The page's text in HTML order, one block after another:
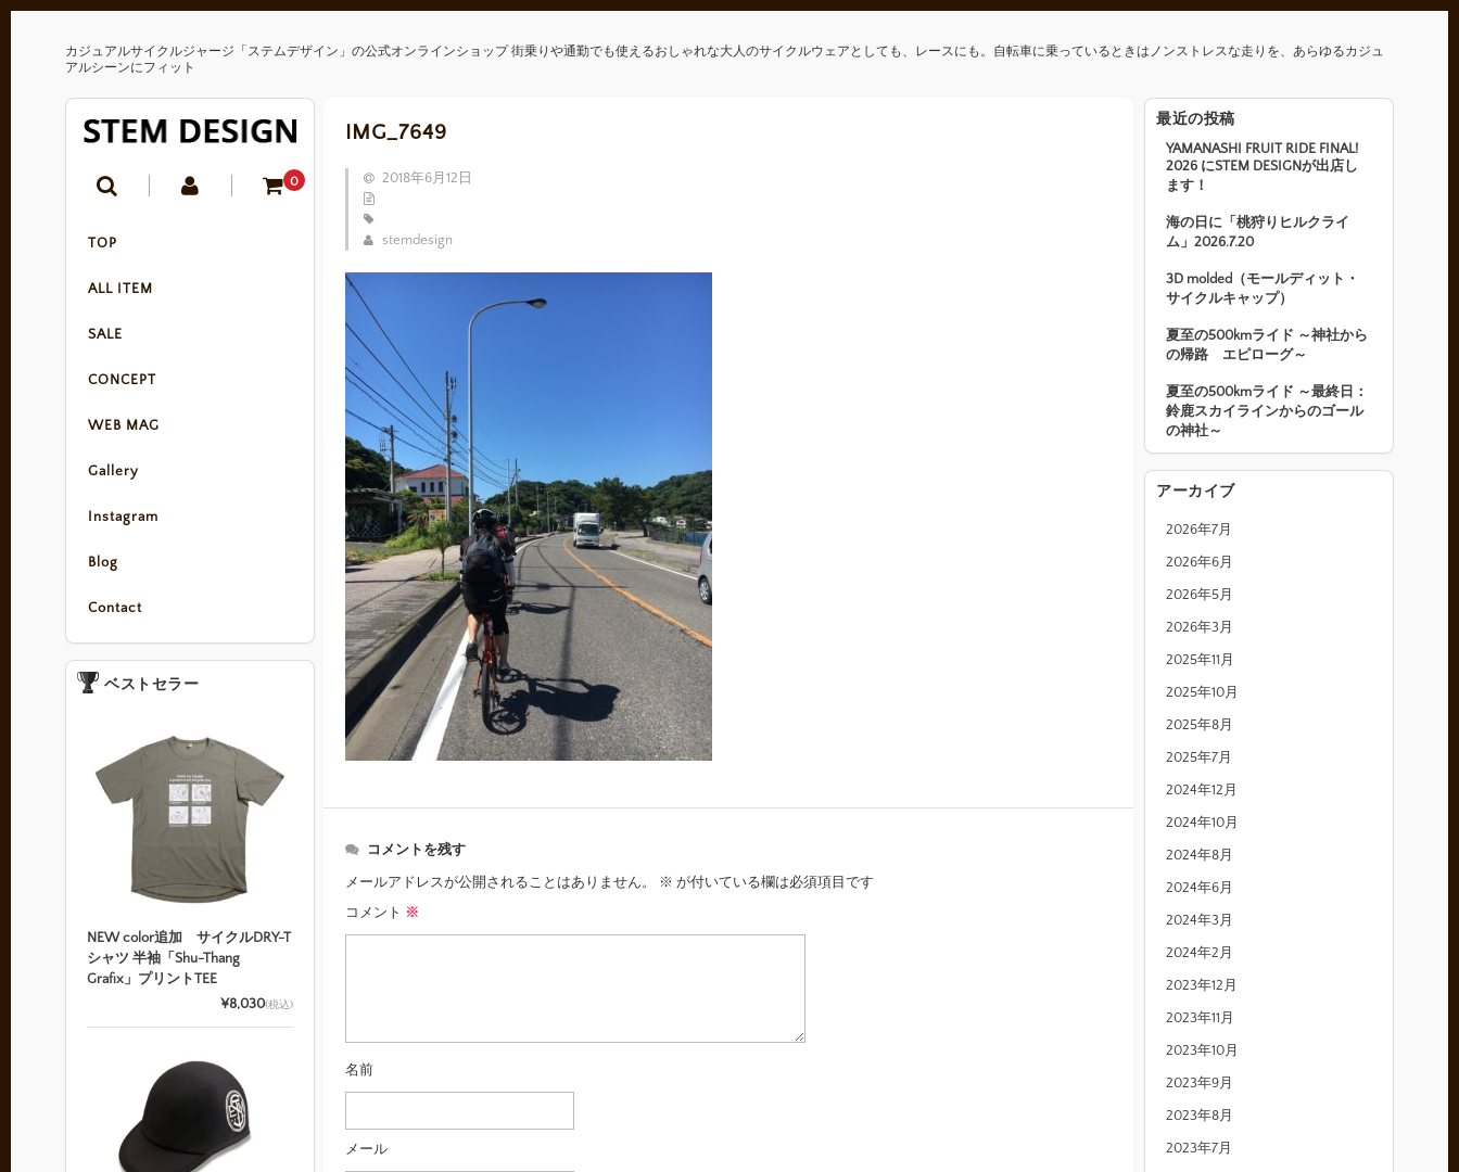
カジュアルサイクルジャージ「ステムデザイン」の公式オンラインショップ 街乗りや通勤でも使えるおしゃれな大人のサイクルウェアとしても、レースにも。自転車に乗っているときはノンストレスな走りを、あらゆるカジュ
アルシーンにフィット
0
TOP
ALL ITEM
SALE
CONCEPT
WEB MAG
Gallery
Instagram
Blog
Contact
IMG_7649
2018年6月12日
stemdesign
コメントを残す
メールアドレスが公開されることはありません。 ※ が付いている欄は必須項目です
コメント ※
名前
メール
最近の投稿
YAMANASHI FRUIT RIDE FINAL!
2026 にSTEM DESIGNが出店し
ます！
海の日に「桃狩りヒルクライ
ム」2026.7.20
3D molded（モールディット・
サイクルキャップ）
夏至の500kmライド ～神社から
の帰路 エピローグ～
夏至の500kmライド ～最終日：
鈴鹿スカイラインからのゴール
の神社～
アーカイブ
2026年7月
2026年6月
2026年5月
2026年3月
2025年11月
2025年10月
2025年8月
2025年7月
2024年12月
2024年10月
2024年8月
2024年6月
2024年3月
2024年2月
2023年12月
2023年11月
2023年10月
2023年9月
2023年8月
2023年7月
ベストセラー
NEW color追加 サイクルDRY-T
シャツ 半袖「Shu-Thang
Grafix」プリントTEE
¥8,030(税込)